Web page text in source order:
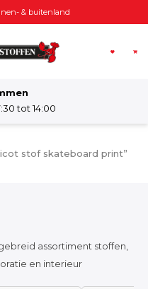
& buitenland
tot 14:00
stof skateboard print”
assortiment stoffen,
en interieur